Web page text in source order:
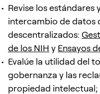
Revise los estándares
intercambio de datos
descentralizados:
de los NIH y Ensayos
Evalúe la utilidad del
gobernanza y las
propiedad